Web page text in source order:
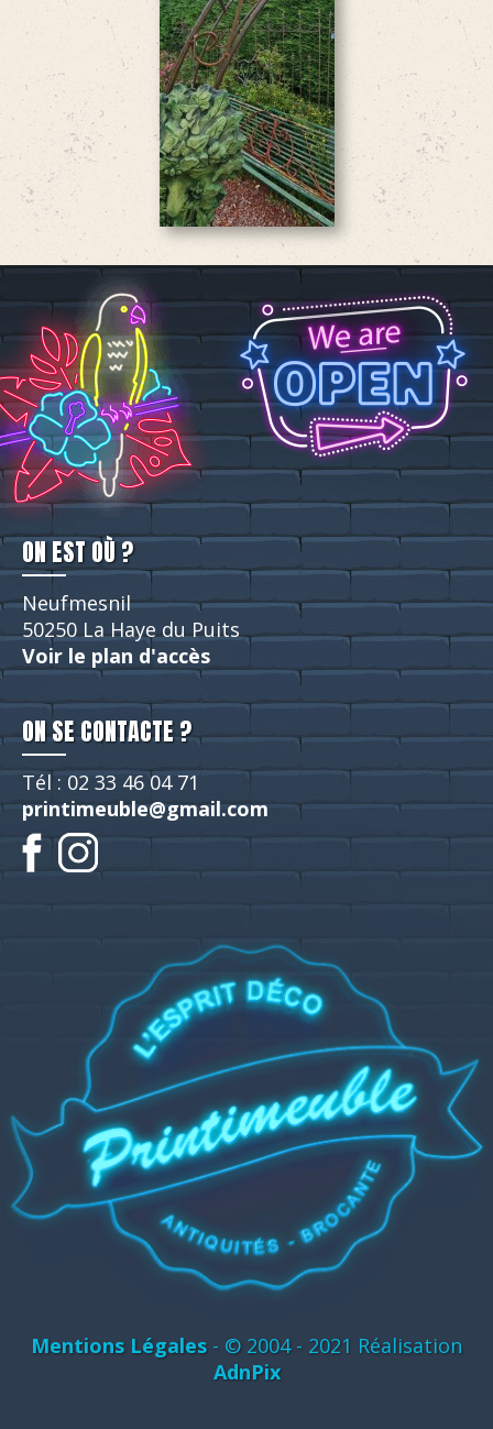
ON EST OÙ ?
Neufmesnil
50250 La Haye du Puits
Voir le plan d'accès
ON SE CONTACTE ?
Tél : 02 33 46 04 71
printimeuble@gmail.com
Mentions Légales - © 2004 - 2021 Réalisation
AdnPix